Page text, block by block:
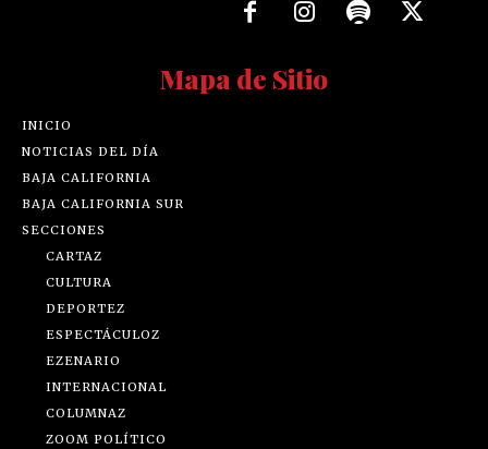
Mapa de Sitio
INICIO
NOTICIAS DEL DÍA
BAJA CALIFORNIA
BAJA CALIFORNIA SUR
SECCIONES
CARTAZ
CULTURA
DEPORTEZ
ESPECTÁCULOZ
EZENARIO
INTERNACIONAL
COLUMNAZ
ZOOM POLÍTICO